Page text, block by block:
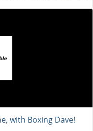
with Boxing Dave!